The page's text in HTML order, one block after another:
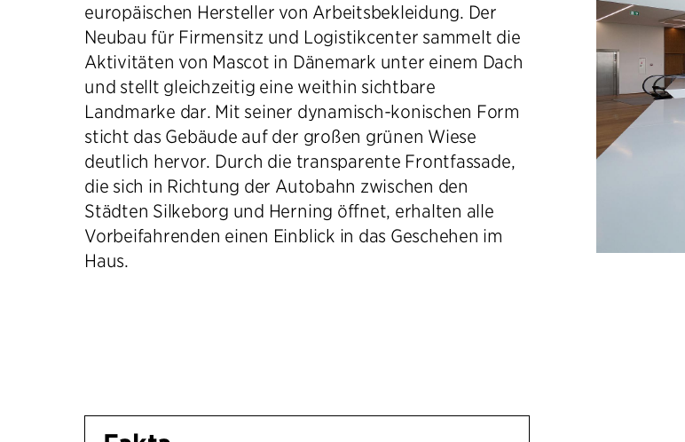
europäischen Hersteller von Arbeitsbekleidung. Der
Neubau für Firmensitz und Logistikcenter sammelt die
Aktivitäten von Mascot in Dänemark unter einem Dach
und stellt gleichzeitig eine weithin sichtbare
Landmarke dar. Mit seiner dynamisch-konischen Form
sticht das Gebäude auf der großen grünen Wiese
deutlich hervor. Durch die transparente Frontfassade,
die sich in Richtung der Autobahn zwischen den
Städten Silkeborg und Herning öffnet, erhalten alle
Vorbeifahrenden einen Einblick in das Geschehen im
Haus.